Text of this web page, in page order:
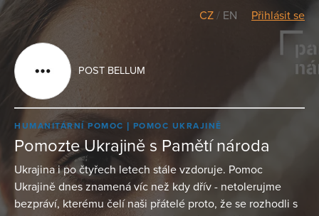
CZ / EN Přihlásit se
POST BELLUM
HUMANITÁRNÍ POMOC POMOC UKRAJINĚ
Pomozte Ukrajině s Pamětí národa
Ukrajina i po čtyřech letech stále vzdoruje. Pomoc
Ukrajině dnes znamená víc než kdy dřív - netolerujme
bezpráví, kterému čelí naši přátelé proto, že se rozhodli s